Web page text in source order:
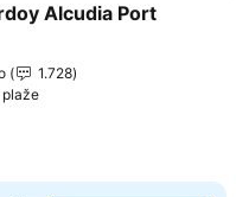
u favorite
Alcudia Port
1.728
plaže